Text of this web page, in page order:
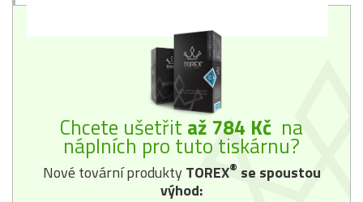
Chcete ušetřit až 784 Kč na
náplních pro tuto tiskárnu?
Nové tovární produktyTOREX® se spoustou
výhod: